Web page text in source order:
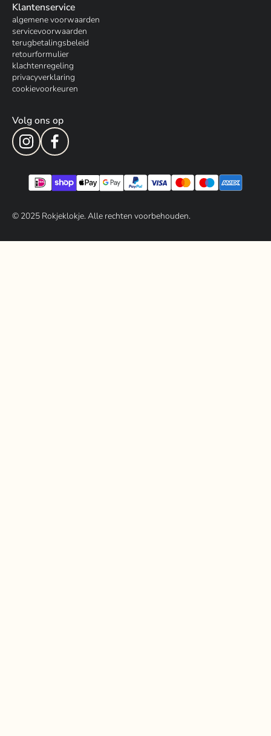
Klantenservice
algemene voorwaarden
servicevoorwaarden
terugbetalingsbeleid
retourformulier
klachtenregeling
privacyverklaring
cookievoorkeuren
Volg ons op
© 2025Rokjeklokje. Alle rechten voorbehouden.